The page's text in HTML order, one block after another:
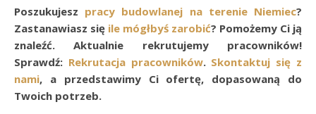
Poszukujesz pracy budowlanej na terenie Niemiec?
Zastanawiasz się ile mógłbyś zarobić? Pomożemy Ci ją
znaleźć. Aktualnie rekrutujemy pracowników!
Sprawdź: Rekrutacja pracowników. Skontaktuj się z
nami, a przedstawimy Ci ofertę, dopasowaną do
Twoich potrzeb.